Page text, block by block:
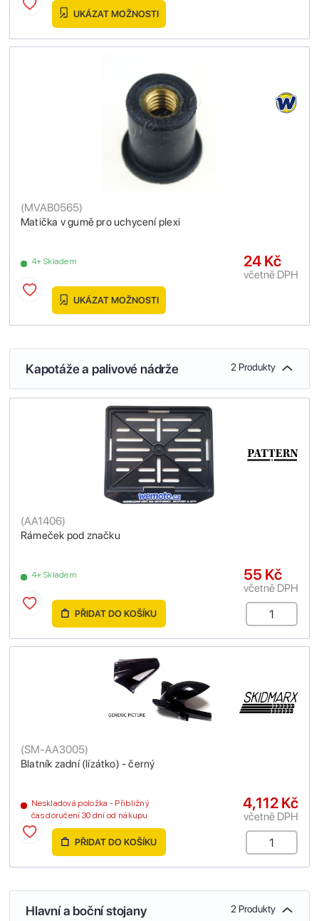
UKÁZAT MOŽNOSTI
Matička v gumě pro uchycení plexi
(MVAB0565)
4+ Skladem 24 Kč
včetně DPH
UKÁZAT MOŽNOSTI
Kapotáže a palivové nádrže 2 Produkty
Rámeček pod značku
(AA1406)
4+ Skladem 55 Kč
včetně DPH
PŘIDAT DO KOŠÍKU
Blatník zadní (lízátko) - černý
(SM-AA3005)
Neskladová položka - Přibližný
čas doručení 30 dní od nákupu
4,112 Kč
včetně DPH
PŘIDAT DO KOŠÍKU
Hlavní a boční stojany 2 Produkty